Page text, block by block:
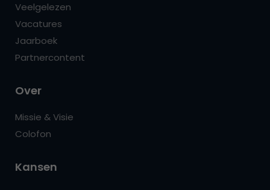
Veelgelezen
Vacatures
Jaarboek
Partnercontent
Over
Missie & Visie
Colofon
Kansen